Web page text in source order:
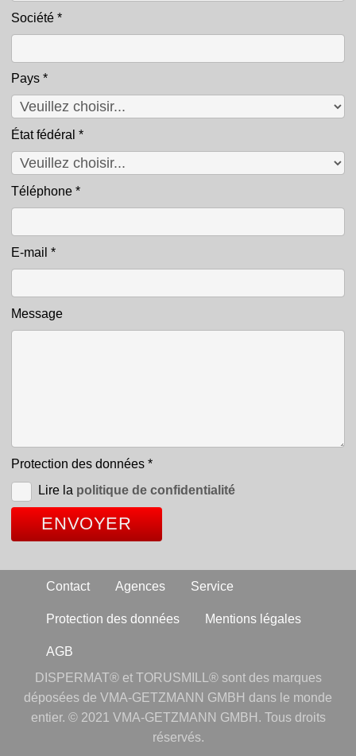
Société *
Pays *
État fédéral *
Téléphone *
E-mail *
Message
Protection des données *
Lire la politique de confidentialité
Contact Agences Service
Protection des données Mentions légales
AGB
DISPERMAT® et TORUSMILL® sont des marques
déposées de VMA-GETZMANN GMBH dans le monde
entier. © 2021 VMA-GETZMANN GMBH. Tous droits
réservés.